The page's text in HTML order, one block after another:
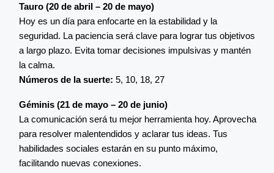
Tauro (20 de abril – 20 de mayo)
Hoy es un día para enfocarte en la estabilidad y la
seguridad. La paciencia será clave para lograr tus objetivos
a largo plazo. Evita tomar decisiones impulsivas y mantén
la calma.
Números de la suerte: 5, 10, 18, 27
Géminis (21 de mayo – 20 de junio)
La comunicación será tu mejor herramienta hoy. Aprovecha
para resolver malentendidos y aclarar tus ideas. Tus
habilidades sociales estarán en su punto máximo,
facilitando nuevas conexiones.